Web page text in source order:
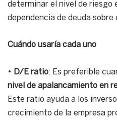
determinar el nivel de riesgo
dependencia de deuda
Cuándo usaría cada uno
• D/E ratio: Es preferible
nivel de apalancamiento en
Este ratio ayuda a los
crecimiento de la empresa